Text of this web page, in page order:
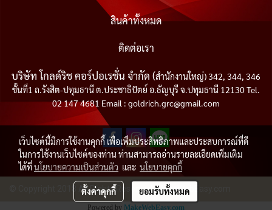
สินค้าทั้งหมด
ติดต่อเรา
บริษัท โกลด์ริช คอร์ปอเรชั่น จำกัด (สำนักงานใหญ่) 342, 344, 346
ชั้นที่1 ถ.รังสิต-ปทุมธานี ต.ประชาธิปัตย์ อ.ธัญบุรี จ.ปทุมธานี 12130 Tel.
02 147 4681 Email : goldrich.grc@gmail.com
© Copyright 2018 All Rights Reserved. MakeWebEasy.com
Powered by MakeWebEasy.com
เว็บไซต์นี้มีการใช้งานคุกกี้ เพื่อเพิ่มประสิทธิภาพและประสบการณ์ที่ดี
ในการใช้งานเว็บไซต์ของท่าน ท่านสามารถอ่านรายละเอียดเพิ่มเติม
ได้ที่นโยบายความเป็นส่วนตัว และ นโยบายคุกกี้
ตั้งค่าคุกกี้ ยอมรับทั้งหมด